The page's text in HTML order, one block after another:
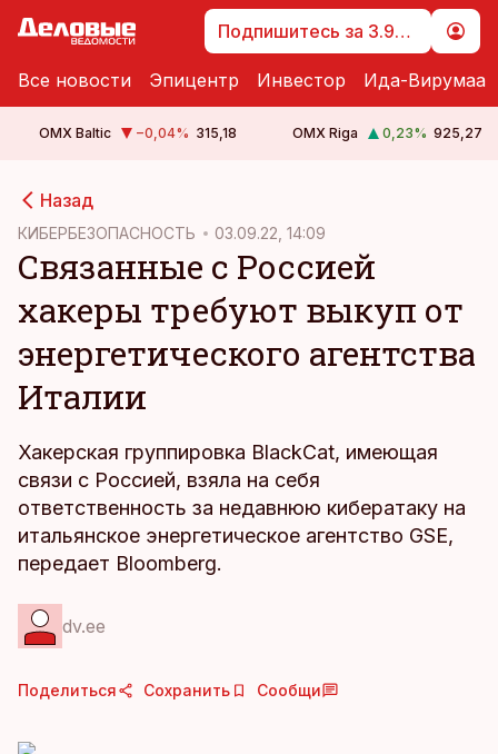
Подпишитесь за 3.99 €
Все новости Эпицентр Инвестор Ида-Вирумаа
OMX Baltic −0,04% 315,18 OMX Riga 0,23% 925,27
Назад
КИБЕРБЕЗОПАСНОСТЬ 03.09.22, 14:09
Связанные с Россией
хакеры требуют выкуп от
энергетического агентства
Италии
Хакерская группировка BlackCat, имеющая
связи с Россией, взяла на себя
ответственность за недавнюю кибератаку на
итальянское энергетическое агентство GSE,
передает Bloomberg.
dv.ee
Поделиться Сохранить Сообщи